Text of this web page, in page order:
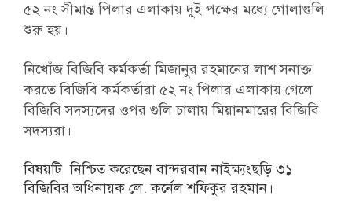
৫২ নং সীমান্ত পিলার এলাকায় দুই পক্ষের মধ্যে গোলাগুলি
শুরু হয়।
নিখোঁজ বিজিবি কর্মকর্তা মিজানুর রহমানের লাশ সনাক্ত
করতে বিজিবি কর্মকর্তারা ৫২ নং পিলার এলাকায় গেলে
বিজিবি সদস্যদের ওপর গুলি চালায় মিয়ানমারের বিজিবি
সদস্যরা।
বিষয়টি নিশ্চিত করেছেন বান্দরবান নাইক্ষ্যংছড়ি ৩১
বিজিবির অধিনায়ক লে. কর্নেল শফিকুর রহমান।